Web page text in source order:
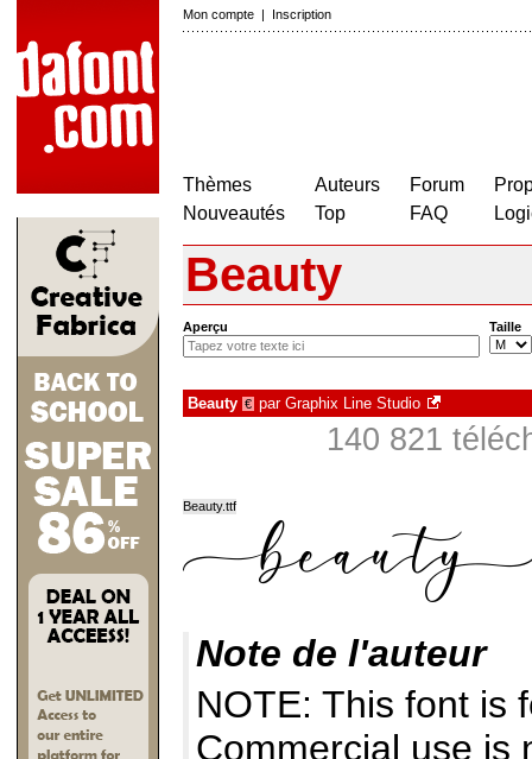
Mon compte | Inscription
Thèmes
Nouveautés
Auteurs
Top
Forum
FAQ
Beauty
Aperçu Taille
Beauty € par Graphix Line Studio
140 821
Beauty.ttf
Note de l'auteur
NOTE: This font is
Commercial use is